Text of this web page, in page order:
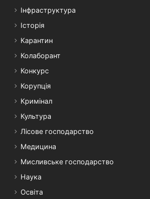
Інфраструктура
Історія
Карантин
Колаборант
Конкурс
Корупція
Кримінал
Культура
Лісове господарство
Медицина
Мисливське господарство
Наука
Освіта